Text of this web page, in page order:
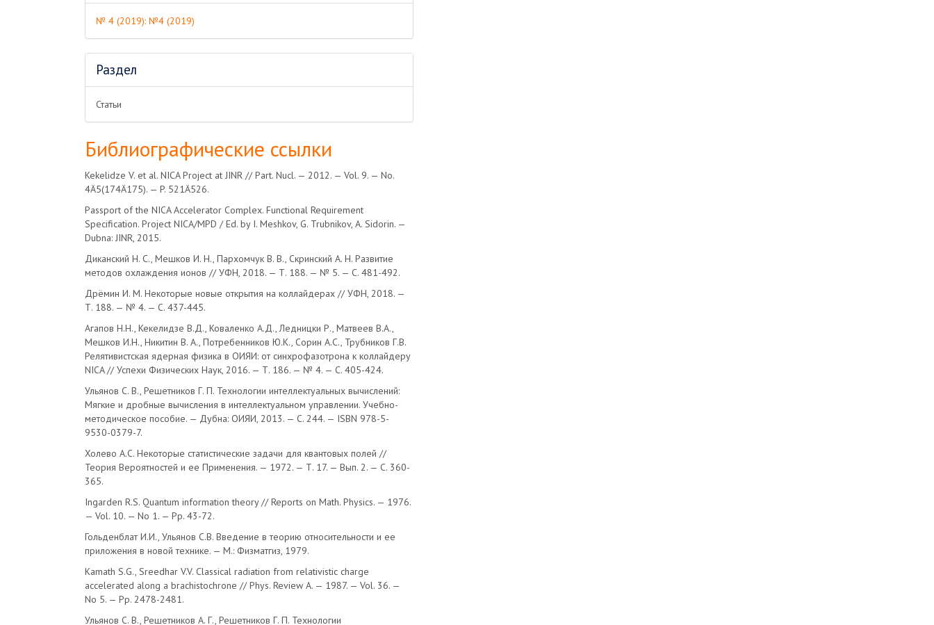
№ 4 (2019): №4 (2019)
Раздел
Статьи
Библиографические ссылки
Kekelidze V. et al. NICA Project at JINR // Part. Nucl. — 2012. — Vol. 9. — No.
4Ä5(174Ä175). — P. 521Ä526.
Passport of the NICA Accelerator Complex. Functional Requirement
Specification. Project NICA/MPD / Ed. by I. Meshkov, G. Trubnikov, A. Sidorin. —
Dubna: JINR, 2015.
Диканский Н. С., Мешков И. Н., Пархомчук В. В., Скринский А. Н. Развитие
методов охлаждения ионов // УФН, 2018. — Т. 188. — № 5. — С. 481-492.
Дрёмин И. М. Некоторые новые открытия на коллайдерах // УФН, 2018. —
Т. 188. — № 4. — С. 437-445.
Агапов Н.Н., Кекелидзе В.Д., Коваленко А.Д., Ледницки Р., Матвеев В.А.,
Мешков И.Н., Никитин В. А., Потребенников Ю.К., Сорин А.С., Трубников Г.В.
Релятивистская ядерная физика в ОИЯИ: от синхрофазотрона к коллайдеру
NICA // Успехи Физических Наук, 2016. — Т. 186. — № 4. — С. 405-424.
Ульянов С. В., Решетников Г. П. Технологии интеллектуальных вычислений:
Мягкие и дробные вычисления в интеллектуальном управлении. Учебно-
методическое пособие. — Дубна: ОИЯИ, 2013. — С. 244. — ISBN 978-5-
9530-0379-7.
Холево А.С. Некоторые статистические задачи для квантовых полей //
Теория Вероятностей и ее Применения. — 1972. — Т. 17. — Вып. 2. — С. 360-
365.
Ingarden R.S. Quantum information theory // Reports on Math. Physics. — 1976.
— Vol. 10. — No 1. — Pp. 43-72.
Гольденблат И.И., Ульянов С.В. Введение в теорию относительности и ее
приложения в новой технике. — М.: Физматгиз, 1979.
Kamath S.G., Sreedhar V.V. Classical radiation from relativistic charge
accelerated along a brachistochrone // Phys. Review А. — 1987. — Vol. 36. —
No 5. — Pp. 2478-2481.
Ульянов С. В., Решетников А. Г., Решетников Г. П. Технологии